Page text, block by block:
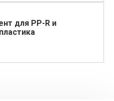
для PP-R и